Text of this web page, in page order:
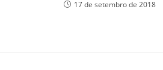
17 de setembro de 2018